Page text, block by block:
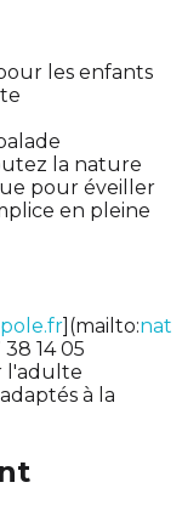
les enfants
la nature
pour éveiller
en pleine
](mailto:nat
14 05
l'adulte
à la